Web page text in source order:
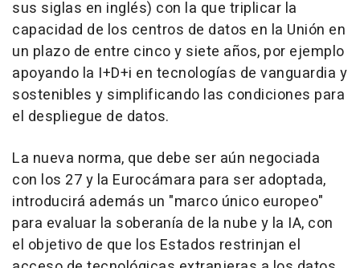
sus siglas en inglés) con la que triplicar la
capacidad de los centros de datos en la Unión en
un plazo de entre cinco y siete años, por ejemplo
apoyando la I+D+i en tecnologías de vanguardia y
sostenibles y simplificando las condiciones para
el despliegue de datos.
La nueva norma, que debe ser aún negociada
con los 27 y la Eurocámara para ser adoptada,
introducirá además un "marco único europeo"
para evaluar la soberanía de la nube y la IA, con
el objetivo de que los Estados restrinjan el